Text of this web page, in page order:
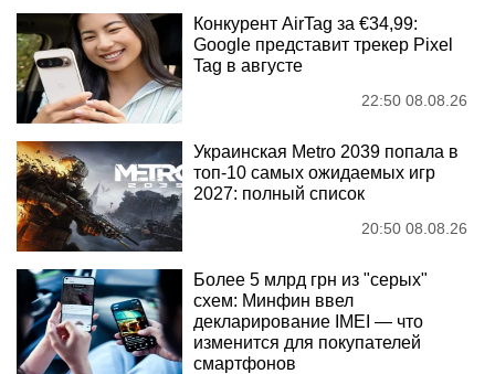
Конкурент AirTag за €34,99:
Google представит трекер Pixel
Tag в августе
22:50 08.08.26
Украинская Metro 2039 попала в
топ-10 самых ожидаемых игр
2027: полный список
20:50 08.08.26
Более 5 млрд грн из "серых"
схем: Минфин ввел
декларирование IMEI — что
изменится для покупателей
смартфонов